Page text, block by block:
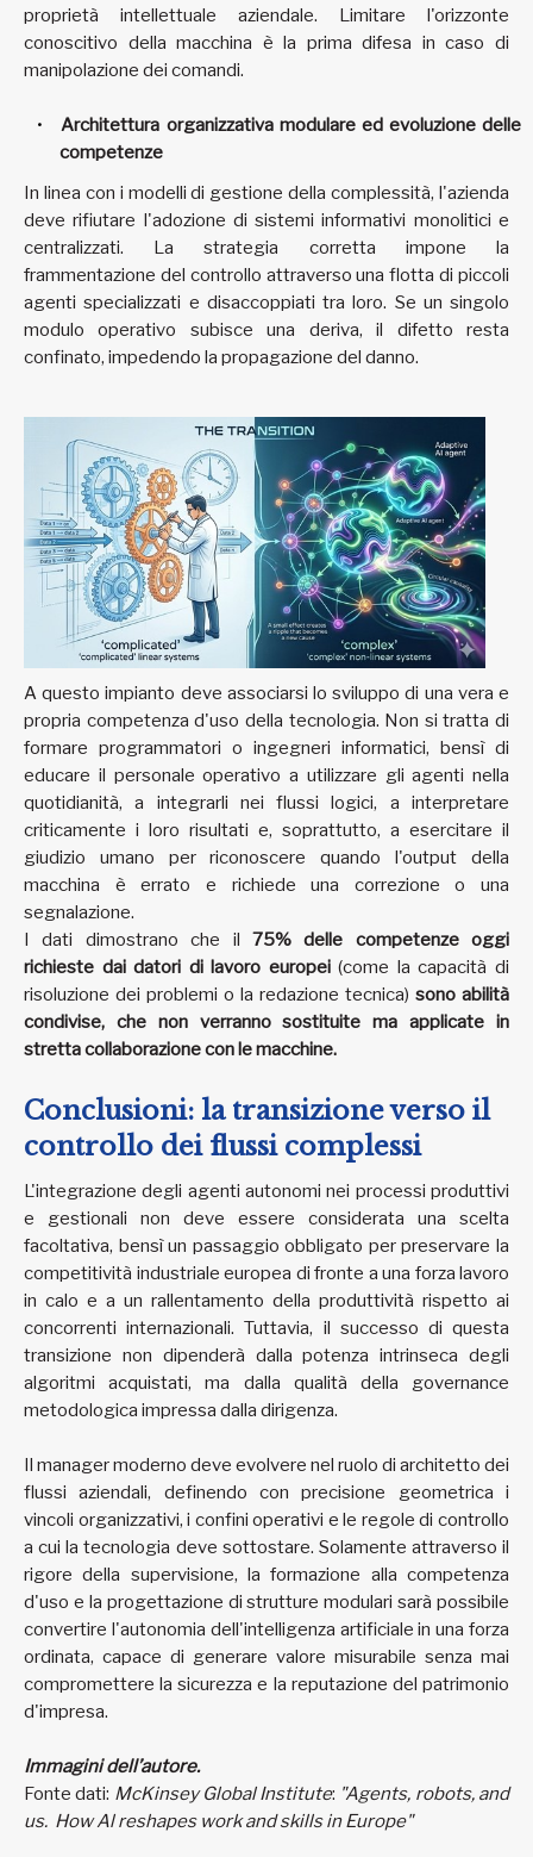
proprietà intellettuale aziendale. Limitare l'orizzonte
conoscitivo della macchina è la prima difesa in caso di
manipolazione dei comandi.
Architettura organizzativa modulare ed evoluzione delle
competenze
In linea con i modelli di gestione della complessità, l'azienda
deve rifiutare l'adozione di sistemi informativi monolitici e
centralizzati. La strategia corretta impone la
frammentazione del controllo attraverso una flotta di piccoli
agenti specializzati e disaccoppiati tra loro. Se un singolo
modulo operativo subisce una deriva, il difetto resta
confinato, impedendo la propagazione del danno.
A questo impianto deve associarsi lo sviluppo di una vera e
propria competenza d'uso della tecnologia. Non si tratta di
formare programmatori o ingegneri informatici, bensì di
educare il personale operativo a utilizzare gli agenti nella
quotidianità, a integrarli nei flussi logici, a interpretare
criticamente i loro risultati e, soprattutto, a esercitare il
giudizio umano per riconoscere quando l'output della
macchina è errato e richiede una correzione o una
segnalazione.
I dati dimostrano che il 75% delle competenze oggi
richieste dai datori di lavoro europei(come la capacità di
risoluzione dei problemi o la redazione tecnica) sono abilità
condivise, che non verranno sostituite ma applicate in
stretta collaborazione con le macchine.
Conclusioni: la transizione verso il
controllo dei flussi complessi
L'integrazione degli agenti autonomi nei processi produttivi
e gestionali non deve essere considerata una scelta
facoltativa, bensì un passaggio obbligato per preservare la
competitività industriale europea di fronte a una forza lavoro
in calo e a un rallentamento della produttività rispetto ai
concorrenti internazionali. Tuttavia, il successo di questa
transizione non dipenderà dalla potenza intrinseca degli
algoritmi acquistati, ma dalla qualità della governance
metodologica impressa dalla dirigenza.
Il manager moderno deve evolvere nel ruolo di architetto dei
flussi aziendali, definendo con precisione geometrica i
vincoli organizzativi, i confini operativi e le regole di controllo
a cui la tecnologia deve sottostare. Solamente attraverso il
rigore della supervisione, la formazione alla competenza
d'uso e la progettazione di strutture modulari sarà possibile
convertire l'autonomia dell'intelligenza artificiale in una forza
ordinata, capace di generare valore misurabile senza mai
compromettere la sicurezza e la reputazione del patrimonio
d'impresa.
Immagini dell’autore.
Fonte dati: McKinsey Global Institute: "Agents, robots, and
us. How Al reshapes work and skills in Europe"